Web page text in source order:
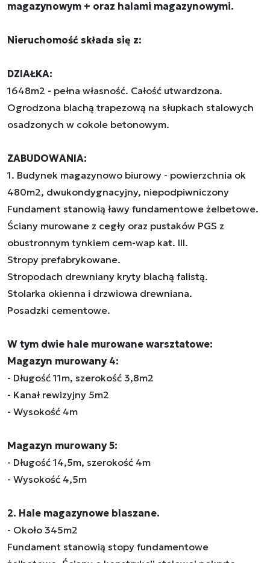
magazynowym + oraz halami magazynowymi.
Nieruchomość składa się z:
DZIAŁKA:
1648m2 - pełna własność. Całość utwardzona.
Ogrodzona blachą trapezową na słupkach stalowych
osadzonych w cokole betonowym.
ZABUDOWANIA:
1. Budynek magazynowo biurowy - powierzchnia ok
480m2, dwukondygnacyjny, niepodpiwniczony
Fundament stanowią ławy fundamentowe żelbetowe.
Ściany murowane z cegły oraz pustaków PGS z
obustronnym tynkiem cem-wap kat. III.
Stropy prefabrykowane.
Stropodach drewniany kryty blachą falistą.
Stolarka okienna i drzwiowa drewniana.
Posadzki cementowe.
W tym dwie hale murowane warsztatowe:
Magazyn murowany 4:
- Długość 11m, szerokość 3,8m2
- Kanał rewizyjny 5m2
- Wysokość 4m
Magazyn murowany 5:
- Długość 14,5m, szerokość 4m
- Wysokość 4,5m
2. Hale magazynowe blaszane.
- Około 345m2
Fundament stanowią stopy fundamentowe